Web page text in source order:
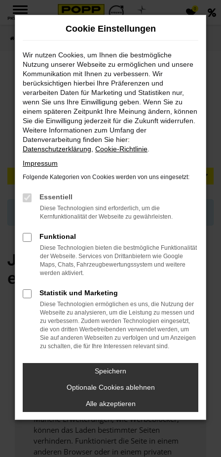
Zum
PKW MENÜ
0
PKW Fahrzeug
Beratungstermin
Sie Haben Fragen?
WÄHLEN SIE IHREN STANDORT:
BITTE STANDORT AUSWÄHLEN
Kein Standort ausgewählt.
Jetzt unsere Auswahl
entdecken
Fehler: Network Error
Beim Laden ist ein Fehler aufgetreten.
Hier sind ein paar Tipps, die dir helfen können:
Überprüfe deine Firewall und deine
Internetverbindung.
Laden andere Webseiten, zum Beispiel deine
Suchmaschine?
Prüfe deine Browsererweiterungen.
Manche Erweiterungen, wie Werbeblocker,
können das Laden bestimmter Seiten
verhindern. Funktioniert die Seite in einem
anderen Browser oder in einem privaten
Cookie Einstellungen
Wir nutzen Cookies, um Ihnen die bestmögliche
Nutzung unserer Webseite zu ermöglichen und unsere
Kommunikation mit Ihnen zu verbessern. Wir
berücksichtigen hierbei Ihre Präferenzen und
verarbeiten Daten für Marketing und Statistiken nur,
wenn Sie uns Ihre Einwilligung geben. Wenn Sie zu
einem späteren Zeitpunkt Ihre Meinung ändern, können
Sie die Einwilligung jederzeit für die Zukunft widerrufen.
Weitere Informationen zum Umfang der
Datenverarbeitung finden Sie hier:
Datenschutzerklärung Cookie-Richtlinie
Impressum
Folgende Kategorien von Cookies werden von uns eingesetzt:
Essentiell
Diese Technologien sind erforderlich, um die
Kernfunktionalität der Webseite zu gewährleisten.
Funktional
Diese Technologien bieten die bestmögliche Funktionalität
der Webseite. Services von Drittanbietern wie Google
Maps, Chats, Fahrzeugbewertungssystem und weitere
werden aktiviert.
Statistik und Marketing
Diese Technologien ermöglichen es uns, die Nutzung der
Webseite zu analysieren, um die Leistung zu messen und
zu verbessern. Zudem werden Technologien eingesetzt,
die von dritten Werbetreibenden verwendet werden, um
Sie auf anderen Webseiten zu verfolgen und um Anzeigen
zu schalten, die für Ihre Interessen relevant sind.
Speichern
Optionale Cookies ablehnen
Alle akzeptieren